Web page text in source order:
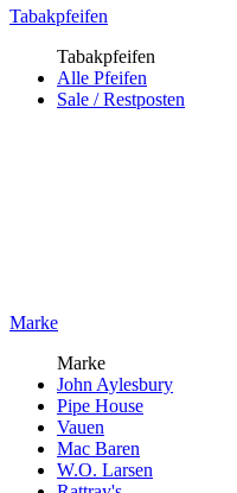
Tabakpfeifen
Tabakpfeifen
Alle Pfeifen
Sale / Restposten
Marke
Marke
John Aylesbury
Pipe House
Vauen
Mac Baren
W.O. Larsen